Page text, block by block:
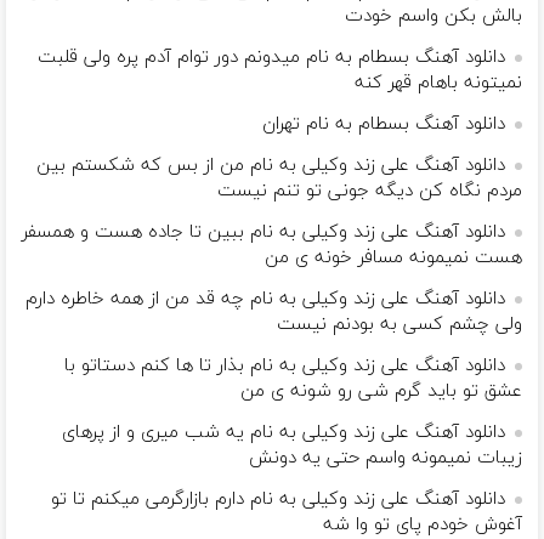
بالش بکن واسم خودت
دانلود آهنگ بسطام به نام میدونم دور توام آدم پره ولی قلبت
نمیتونه باهام قهر کنه
دانلود آهنگ بسطام به نام تهران
دانلود آهنگ علی زند وکیلی به نام من از بس كه شكستم بین
مردم نگاه كن دیگه جونى تو تنم نیست
دانلود آهنگ علی زند وکیلی به نام ببین تا جاده هست و همسفر
هست نمیمونه مسافر خونه ی من
دانلود آهنگ علی زند وکیلی به نام چه قد من از همه خاطره دارم
ولی چشم كسی به بودنم نیست
دانلود آهنگ علی زند وکیلی به نام بذار تا ها كنم دستاتو با
عشق تو باید گرم شی رو شونه ى من
دانلود آهنگ علی زند وکیلی به نام یه شب میرى و از پرهای
زيبات نمیمونه واسم حتی یه دونش
دانلود آهنگ علی زند وکیلی به نام دارم بازارگرمی میكنم تا تو
آغوش خودم پای تو وا شه